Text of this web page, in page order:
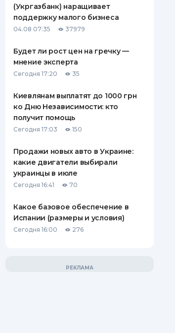
ПУТЕВОДИТЕЛИ ПО
СТРАХОВЫЕ КОМПАНИИ
КОМПАНИЯХ
КОНТАКТЫ
(Укргазбанк) наращивает
поддержку малого бизнеса
04.08 07:35 37979
Будет ли рост цен на гречку —
мнение эксперта
Сегодня 17:20 35
Киевлянам выплатят до 1000 грн
ко Дню Независимости: кто
получит помощь
Сегодня 17:03 150
Продажи новых авто в Украине:
какие двигатели выбирали
украинцы в июле
Сегодня 16:41 70
Какое базовое обеспечение в
Испании (размеры и условия)
Сегодня 16:00 276